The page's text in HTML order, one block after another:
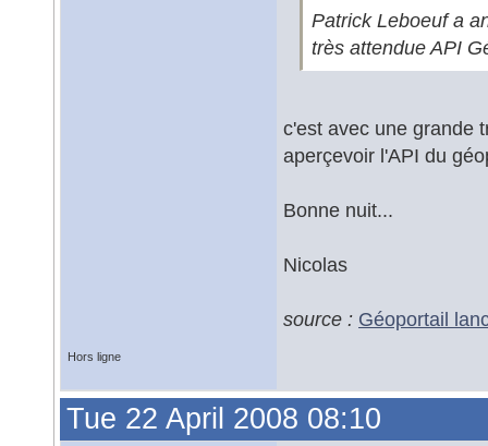
Patrick Leboeuf a
très attendue API
c'est avec une grande
aperçevoir l'API du
Bonne nuit...
Nicolas
source : Géoportail
Hors ligne
Tue 22 April 2008 08:10